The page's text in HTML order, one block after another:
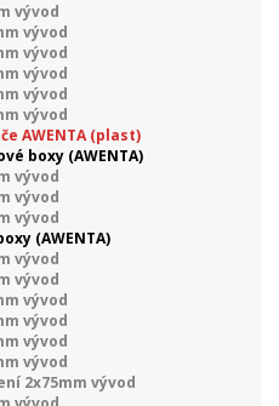
vývod
vývod
vývod
vývod
vývod
vývod
AWENTA (plast)
boxy (AWENTA)
vývod
vývod
vývod
(AWENTA)
vývod
vývod
vývod
vývod
vývod
vývod
2x75mm vývod